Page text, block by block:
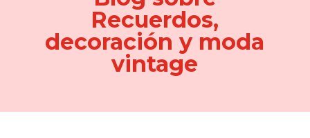
Recuerdos,
decoración y moda
vintage